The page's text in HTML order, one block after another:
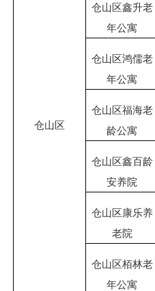
仓山区
仓山区鑫升老
年公寓
仓山区鸿儒老
年公寓
仓山区福海老
龄公寓
仓山区鑫百龄
安养院
仓山区康乐养
老院
仓山区栢林老
年公寓